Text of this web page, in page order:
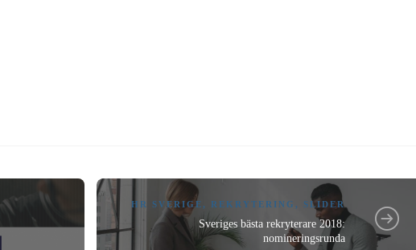
HR SVERIGE, REKRYTERING , SLIDER
Sveriges bästa rekryterare 2018:
nomineringsrunda